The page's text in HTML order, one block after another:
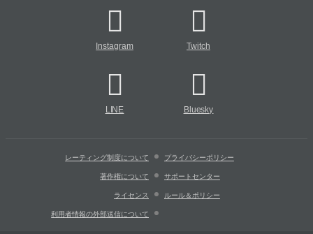
Instagram Twitch
LINE Bluesky
レーティング制度について プライバシーポリシー
著作権について サポートセンター
ライセンス ルール＆ポリシー
利用者情報の外部送信について